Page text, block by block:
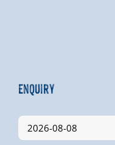
Enquiry